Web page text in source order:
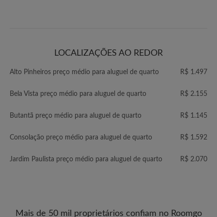
LOCALIZAÇÕES AO REDOR
Alto Pinheiros preço médio para aluguel de quarto R$ 1.497
Bela Vista preço médio para aluguel de quarto R$ 2.155
Butantã preço médio para aluguel de quarto R$ 1.145
Consolação preço médio para aluguel de quarto R$ 1.592
Jardim Paulista preço médio para aluguel de quarto R$ 2.070
Mais de 50 mil proprietários confiam no Roomgo